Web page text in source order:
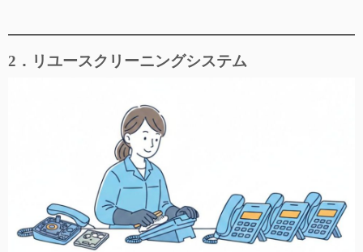
2．リユースクリーニングシステム